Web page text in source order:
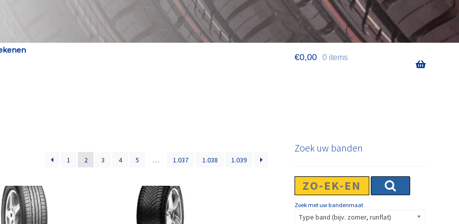
€0,00 0 items
1 2 3 4 5 … 1.037 1.038 1.039
Zoek uw banden
Zoek met uw bandenmaat
Type band (bijv. zomer, runflat)